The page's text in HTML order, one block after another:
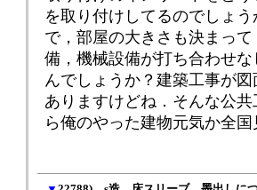
を取り付けしてるのでしょ
で，部屋の大きさも決まっ
備，機械設備が打ち合わせ
んでしょうか？建築工事が
ありますけどね．そんな公
ら俺のやった建物元気か全